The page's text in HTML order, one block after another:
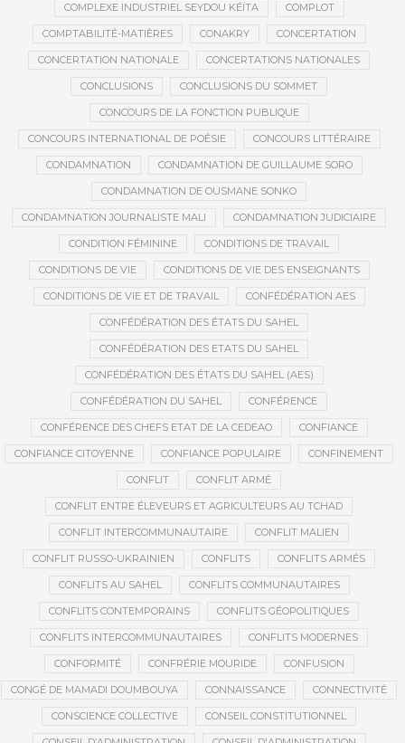
COMPLEXE INDUSTRIEL SEYDOU KÉÏTA COMPLOT
COMPTABILITÉ-MATIÈRES CONAKRY CONCERTATION
CONCERTATION NATIONALE CONCERTATIONS NATIONALES
CONCLUSIONS CONCLUSIONS DU SOMMET
CONCOURS DE LA FONCTION PUBLIQUE
CONCOURS INTERNATIONAL DE POÉSIE CONCOURS LITTÉRAIRE
CONDAMNATION CONDAMNATION DE GUILLAUME SORO
CONDAMNATION DE OUSMANE SONKO
CONDAMNATION JOURNALISTE MALI CONDAMNATION JUDICIAIRE
CONDITION FÉMININE CONDITIONS DE TRAVAIL
CONDITIONS DE VIE CONDITIONS DE VIE DES ENSEIGNANTS
CONDITIONS DE VIE ET DE TRAVAIL CONFÉDÉRATION AES
CONFÉDÉRATION DES ÉTATS DU SAHEL
CONFÉDÉRATION DES ETATS DU SAHEL
CONFÉDÉRATION DES ÉTATS DU SAHEL (AES)
CONFÉDÉRATION DU SAHEL CONFÉRENCE
CONFÉRENCE DES CHEFS ETAT DE LA CEDEAO CONFIANCE
CONFIANCE CITOYENNE CONFIANCE POPULAIRE CONFINEMENT
CONFLIT CONFLIT ARMÉ
CONFLIT ENTRE ÉLEVEURS ET AGRICULTEURS AU TCHAD
CONFLIT INTERCOMMUNAUTAIRE CONFLIT MALIEN
CONFLIT RUSSO-UKRAINIEN CONFLITS CONFLITS ARMÉS
CONFLITS AU SAHEL CONFLITS COMMUNAUTAIRES
CONFLITS CONTEMPORAINS CONFLITS GÉOPOLITIQUES
CONFLITS INTERCOMMUNAUTAIRES CONFLITS MODERNES
CONFORMITÉ CONFRÉRIE MOURIDE CONFUSION
CONGÉ DE MAMADI DOUMBOUYA CONNAISSANCE CONNECTIVITÉ
CONSCIENCE COLLECTIVE CONSEIL CONSTITUTIONNEL